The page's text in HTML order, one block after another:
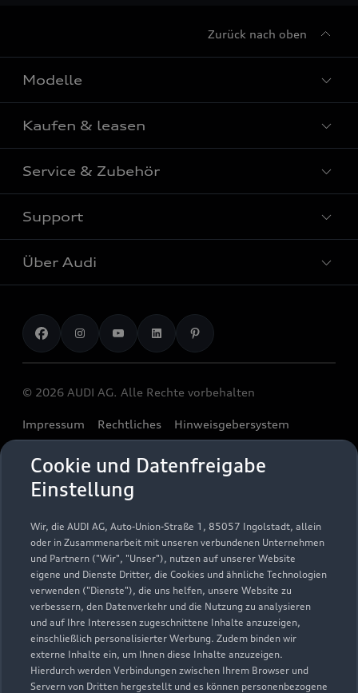
Cookie und Datenfreigabe
Einstellung
Wir, die AUDI AG, Auto-Union-Straße 1, 85057 Ingolstadt, allein
oder in Zusammenarbeit mit unseren verbundenen Unternehmen
und Partnern ("Wir", "Unser"), nutzen auf unserer Website
eigene und Dienste Dritter, die Cookies und ähnliche Technologien
verwenden ("Dienste"), die uns helfen, unsere Website zu
verbessern, den Datenverkehr und die Nutzung zu analysieren
und auf Ihre Interessen zugeschnittene Inhalte anzuzeigen,
einschließlich personalisierter Werbung. Zudem binden wir
externe Inhalte ein, um Ihnen diese Inhalte anzuzeigen.
Hierdurch werden Verbindungen zwischen Ihrem Browser und
Servern von Dritten hergestellt und es können personenbezogene
Zurück nach oben
Modelle
Alle Modelle
Modelle vergleichen
Elektromodelle
Plug-in-Hybride
Kaufen & leasen
Neuwagensuche
Gebrauchtwagensuche
Gebrauchtwagen
Geschäftskunden
Service & Zubehör
Saisonale Angebote
Audi Services
Garantie
Audi digital services
myAudi
Support
Kundenservice
Audi Code
Häufige Fragen (FAQ)
Audi Online Beratung
Online-Terminvereinbarung
Servicekontakt
Bordbuch & Bedienungsanleitungen
Verträge kündigen
Über Audi
Unternehmen
Karriere
Datenschutz
Audi erleben
© 2026 AUDI AG. Alle Rechte vorbehalten
Impressum Rechtliches
Hinweisgebersystem
Cookie-Richtlinie
Barrierefreiheit
Digital Services Act
Ein Service der AUTOHAUSEN® AG, In der Spöck 4, 77656
Offenburg in Kooperation mit unseren Audi Partnern.
Der gezeigte Ankaufswert spiegelt den aktuellen Ankaufswert
Ihres Gebrauchten für den Ankauf oder die Inzahlungnahme
durch den Händler wider. Wir nutzen dafür sowohl DAT
Marktdaten als auch aktuelle Marktpreise. Der gezeigte Wert
dient zur Orientierung - Wert beeinflussende